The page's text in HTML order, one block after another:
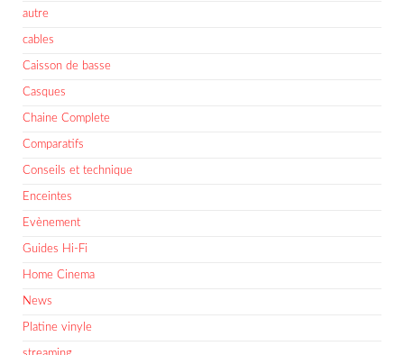
autre
cables
Caisson de basse
Casques
Chaine Complete
Comparatifs
Conseils et technique
Enceintes
Evènement
Guides Hi-Fi
Home Cinema
News
Platine vinyle